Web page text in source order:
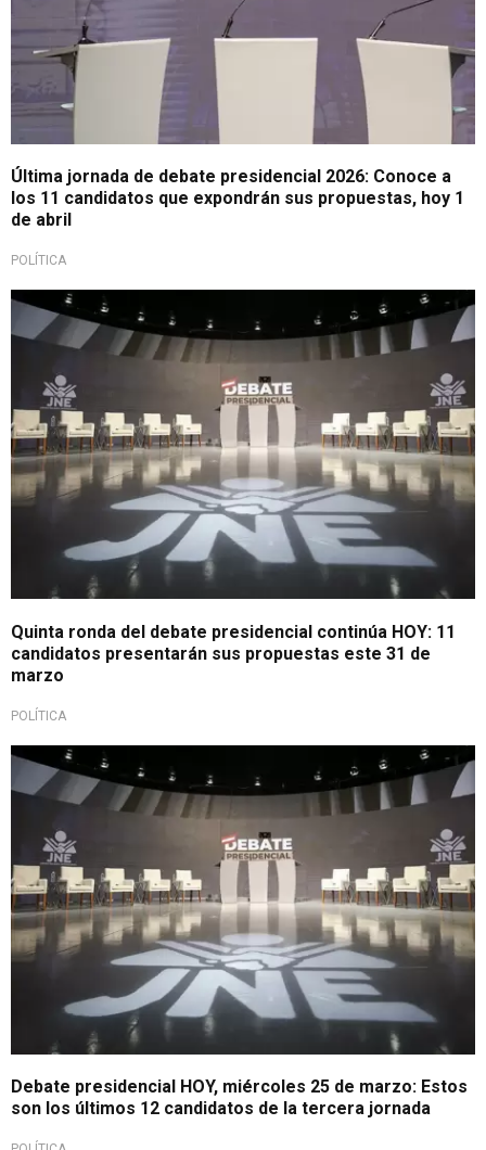
Última jornada de debate presidencial 2026: Conoce a
los 11 candidatos que expondrán sus propuestas, hoy 1
de abril
POLÍTICA
Elecciones 2026
Quinta ronda del debate presidencial continúa HOY: 11
candidatos presentarán sus propuestas este 31 de
marzo
POLÍTICA
Ciudadanía a la expectativa
Debate presidencial HOY, miércoles 25 de marzo: Estos
son los últimos 12 candidatos de la tercera jornada